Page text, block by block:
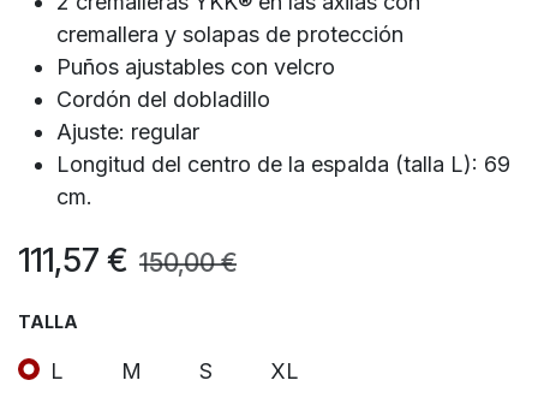
cremallera y solapas de protección
Puños ajustables con velcro
Cordón del dobladillo
Ajuste: regular
Longitud del centro de la espalda (talla L): 69
cm.
111,57 € 150,00€
TALLA
L M S XL